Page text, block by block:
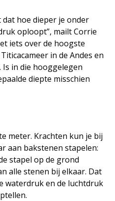
hoe dieper je onder
oploopt”, mailt Corrie
iets over de hoogste
in de Andes en
in die hooggelegen
diepte misschien
meter. Krachten kun je bij
aan bakstenen stapelen:
stapel op de grond
alle stenen bij elkaar. Dat
waterdruk en de luchtdruk